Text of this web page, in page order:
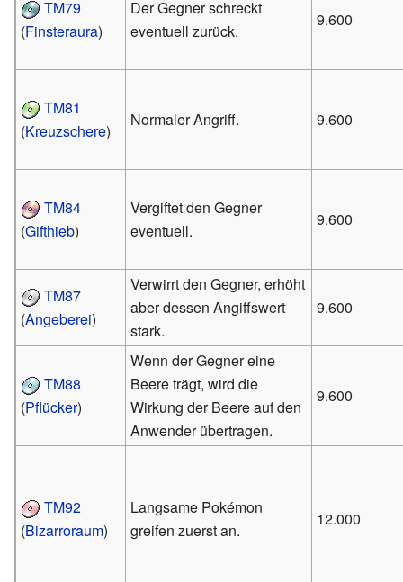
TM79
(Finsteraura)
Der Gegner schreckt
eventuell zurück.
9.600
TM81
(Kreuzschere)
Normaler Angriff. 9.600
TM84
(Gifthieb)
Vergiftet den Gegner
eventuell.
9.600
TM87
(Angeberei)
Verwirrt den Gegner, erhöht
aber dessen Angiffswert
stark.
9.600
TM88
(Pflücker)
Wenn der Gegner eine
Beere trägt, wird die
Wirkung der Beere auf den
Anwender übertragen.
9.600
TM92
(Bizarroraum)
Langsame Pokémon
greifen zuerst an.
12.000